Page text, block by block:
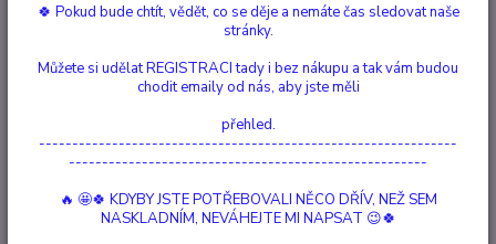
🍀 Pokud bude chtít, vědět, co se děje a nemáte čas sledovat naše
stránky.
Můžete si udělat REGISTRACI tady i bez nákupu a tak vám budou
chodit emaily od nás, aby jste měli
přehled.
---------------------------------------------------------------
------------------------------------------------------
🔥 🤩🍀 KDYBY JSTE POTŘEBOVALI NĚCO DŘÍV, NEŽ SEM
NASKLADNÍM, NEVÁHEJTE MI NAPSAT 😉🍀